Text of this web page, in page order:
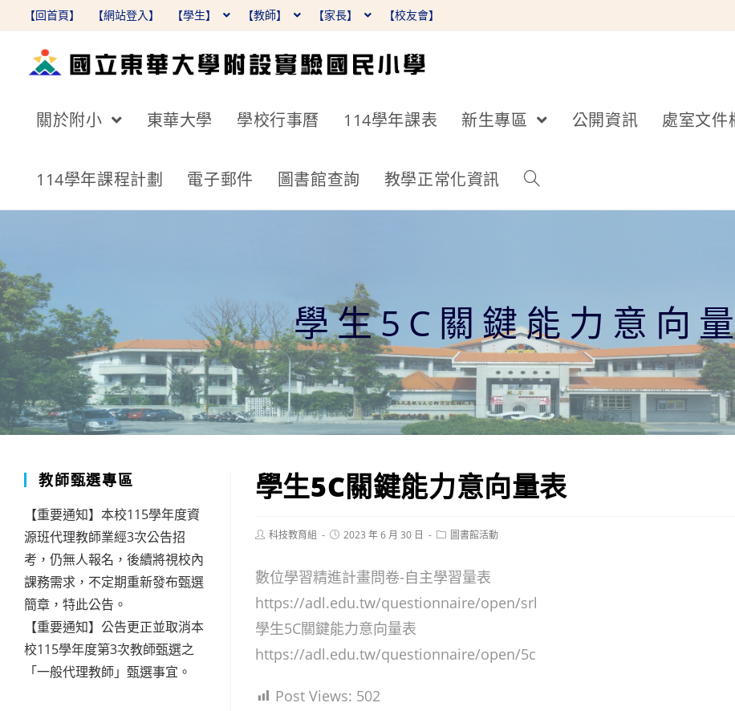
【回首頁】 【網站登入】 【學生】 【教師】 【家長】 【校友會】
關於附小 東華大學 學校行事曆 114學年課表 新生專區 公開資訊 處室文件
114學年課程計劃 電子郵件 圖書館查詢 教學正常化資訊
學生5C關鍵能力意向
學生5C關鍵能力意向量表
Post科技教育組
Post2023 年 6 月 30 日
Post圖書館活動
數位學習精進計畫問卷-自主學習量表
https://adl.edu.tw/questionnaire/open/srl
學生5C關鍵能力意向量表
https://adl.edu.tw/questionnaire/open/5c
Post Views: 502
教師甄選專區
【重要通知】本校115學年度資
源班代理教師業經3次公告招
考，仍無人報名，後續將視校內
課務需求，不定期重新發布甄選
簡章，特此公告。
【重要通知】公告更正並取消本
校115學年度第3次教師甄選之
「一般代理教師」甄選事宜。